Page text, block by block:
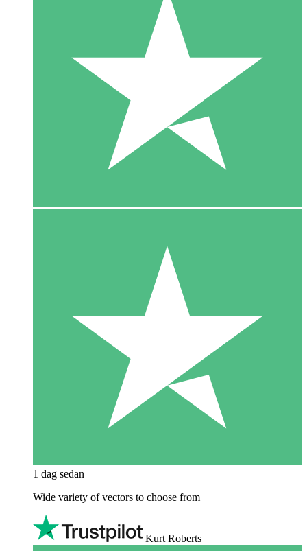
1 dag sedan
Wide variety of vectors to choose from
Kurt Roberts